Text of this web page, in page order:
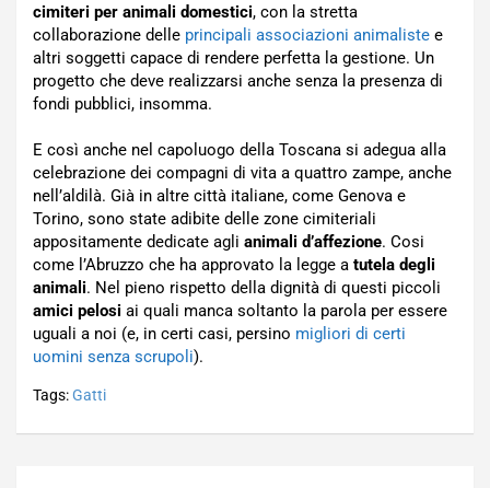
cimiteri per animali domestici, con la stretta
collaborazione delle principali associazioni animaliste e
altri soggetti capace di rendere perfetta la gestione. Un
progetto che deve realizzarsi anche senza la presenza di
fondi pubblici, insomma.
E così anche nel capoluogo della Toscana si adegua alla
celebrazione dei compagni di vita a quattro zampe, anche
nell’aldilà. Già in altre città italiane, come Genova e
Torino, sono state adibite delle zone cimiteriali
appositamente dedicate agli animali d’affezione. Cosi
come l’Abruzzo che ha approvato la legge a tutela degli
animali. Nel pieno rispetto della dignità di questi piccoli
amici pelosi ai quali manca soltanto la parola per essere
uguali a noi (e, in certi casi, persino migliori di certi
uomini senza scrupoli).
Tags:Gatti